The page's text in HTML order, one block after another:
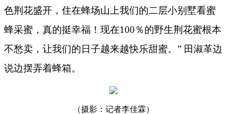
色荆花盛开，住在蜂场山上我们的二层小别墅看蜜
蜂采蜜，真的挺幸福！现在100％的野生荆花蜜根本
不愁卖，让我们的日子越来越快乐甜蜜。” 田淑革边
说边摆弄着蜂箱。
（摄影：记者李佳霖）